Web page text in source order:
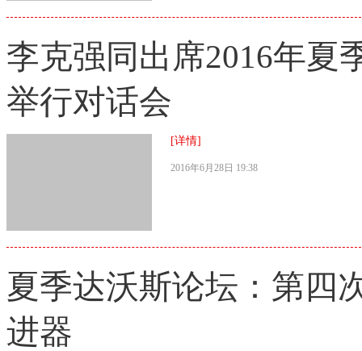
李克强同出席2016年夏
举行对话会
[详情]
2016年6月28日 19:38
夏季达沃斯论坛：第四
进器